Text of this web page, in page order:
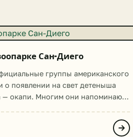
Сан-Диего
группы американского
о появлении на свет детеныша
окапи. Многим они напоминают
зоопарка также отмечают его